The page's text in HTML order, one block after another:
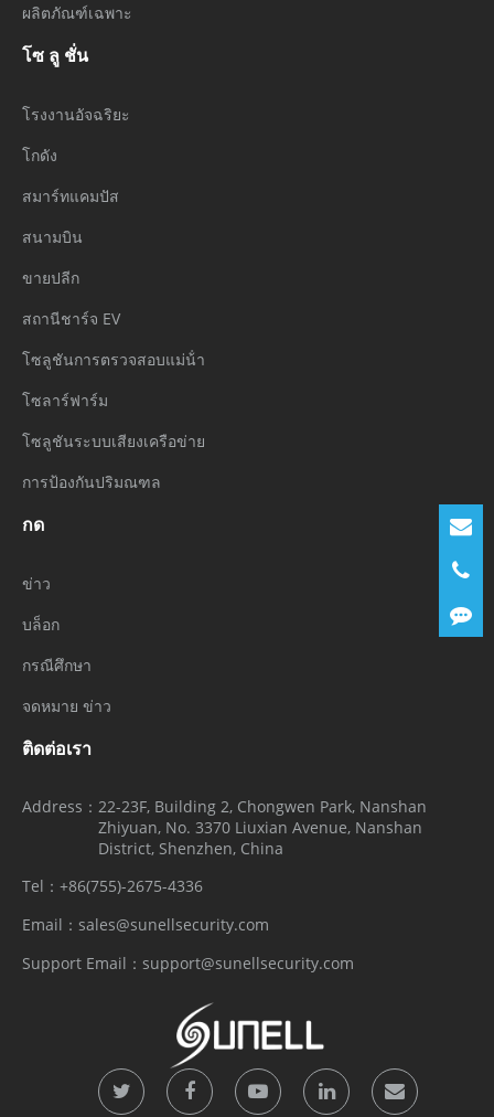
ผลิตภัณฑ์เฉพาะ
โซ ลู ชั่น
โรงงานอัจฉริยะ
โกดัง
สมาร์ทแคมปัส
สนามบิน
ขายปลีก
สถานีชาร์จ EV
โซลูชันการตรวจสอบแม่น้ํา
โซลาร์ฟาร์ม
โซลูชันระบบเสียงเครือข่าย
การป้องกันปริมณฑล
กด
ข่าว
บล็อก
กรณีศึกษา
จดหมาย ข่าว
ติดต่อเรา
Address： 22-23F, Building 2, Chongwen Park, Nanshan
Zhiyuan, No. 3370 Liuxian Avenue, Nanshan
District, Shenzhen, China
Tel： +86(755)-2675-4336
Email： sales@sunellsecurity.com
Support Email： support@sunellsecurity.com